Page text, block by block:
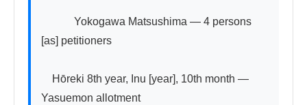
Yokogawa Matsushima — 4 persons
[as] petitioners
Hōreki 8th year, Inu [year], 10th month —
Yasuemon allotment